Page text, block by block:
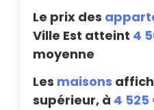
Le prix des
Ville Est atteint 4
moyenne
Les maisons
supérieur, à 4 525